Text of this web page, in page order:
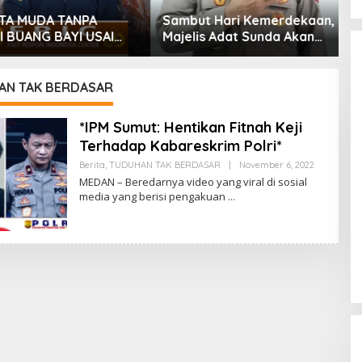
MUDA TANPA
BAYI USAI
Sambut Hari Kemerdekaan,
Majelis Adat Sunda Akan
Berikan Anugerah Award
TAK BERDASAR
*IPM Sumut: Hentikan Fitnah Keji
Terhadap Kabareskrim Polri*
Berita, TUDUHAN TAK BERDASAR November 6, 2022Oleh
MEDAN – Beredarnya video yang viral di sosial
media yang berisi pengakuan